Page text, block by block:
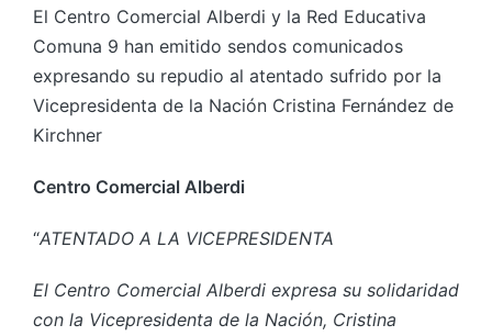
El Centro Comercial Alberdi y la Red Educativa
Comuna 9 han emitido sendos comunicados
expresando su repudio al atentado sufrido por la
Vicepresidenta de la Nación Cristina Fernández de
Kirchner
Centro Comercial Alberdi
“ATENTADO A LA VICEPRESIDENTA
El Centro Comercial Alberdi expresa su solidaridad
con la Vicepresidenta de la Nación, Cristina